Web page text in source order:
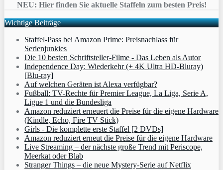
NEU: Hier finden Sie aktuelle Staffeln zum besten Preis!
Wichtige Beiträge
Staffel-Pass bei Amazon Prime: Preisnachlass für
Serienjunkies
Die 10 besten Schriftsteller-Filme - Das Leben als Autor
Independence Day: Wiederkehr (+ 4K Ultra HD-Bluray)
[Blu-ray]
Auf welchen Geräten ist Alexa verfügbar?
Fußball: TV-Rechte für Premier League, La Liga, Serie A,
Ligue 1 und die Bundesliga
Amazon reduziert erneuert die Preise für die eigene Hardware
(Kindle, Echo, Fire TV Stick)
Girls - Die komplette erste Staffel [2 DVDs]
Amazon reduziert erneut die Preise für die eigene Hardware
Live Streaming – der nächste große Trend mit Periscope,
Meerkat oder Blab
Stranger Things – die neue Mystery-Serie auf Netflix